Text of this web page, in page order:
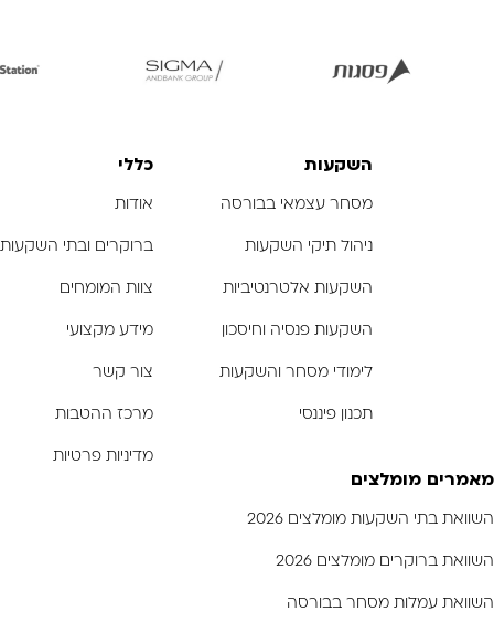
השקעות
מסחר עצמאי בבורסה
ניהול תיקי השקעות
השקעות אלטרנטיביות
השקעות פנסיה וחיסכון
לימודי מסחר והשקעות
תכנון פיננסי
כללי
אודות
ברוקרים ובתי השקעות
צוות המומחים
מידע מקצועי
צור קשר
מרכז ההטבות
מדיניות פרטיות
מאמרים מומלצים
השוואת בתי השקעות מומלצים 2026
השוואת ברוקרים מומלצים 2026
השוואת עמלות מסחר בבורסה